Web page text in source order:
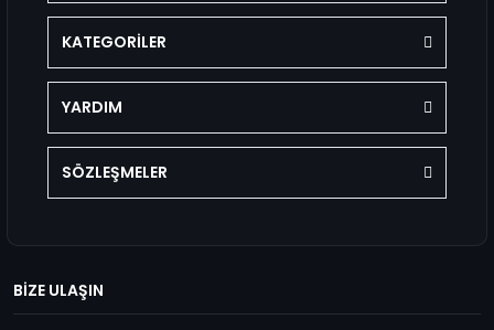
KATEGORİLER
YARDIM
SÖZLEŞMELER
BİZE ULAŞIN